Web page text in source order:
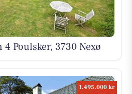
Poulsker, 3730 Nexø
1.495.000 kr